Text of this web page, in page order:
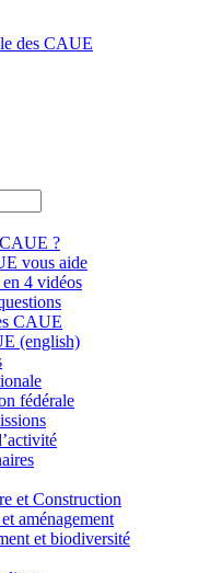
CAUE ?
vous aide
4 vidéos
CAUE
(english)
fédérale
et Construction
aménagement
et biodiversité